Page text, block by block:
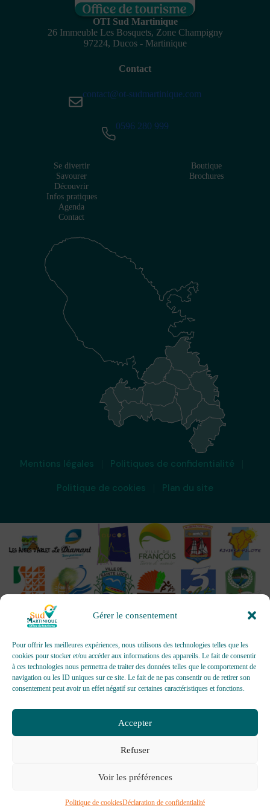
Gérer le consentement
Pour offrir les meilleures expériences, nous utilisons des technologies telles que les
cookies pour stocker et/ou accéder aux informations des appareils. Le fait de consentir
à ces technologies nous permettra de traiter des données telles que le comportement de
navigation ou les ID uniques sur ce site. Le fait de ne pas consentir ou de retirer son
consentement peut avoir un effet négatif sur certaines caractéristiques et fonctions.
Accepter
Refuser
Voir les préférences
Politique de cookiesDéclaration de confidentialité
OTI Sud Martinique
26 Immeuble Les Bosquets, Zone Champigny
97224, Ducos - Martinique
Contact
contact@ot-sudmartinique.com
0596 280 999
Se divertir
Savourer
Découvrir
Infos pratiques
Agenda
Contact
Boutique
Brochures
Mentions légales
Politiques de confidentialité
Politique de cookies
Plan du site
OFFICES DE TOURISME - Pour les activités d’accueil,
d’information, de promotion/communication, de création et gestion
d’événements